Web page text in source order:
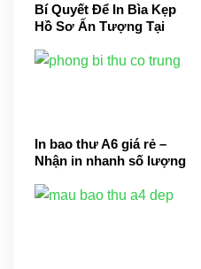
Bí Quyết Để In Bìa Kẹp
Hồ Sơ Ấn Tượng Tại
In bao thư A6 giá rẻ –
Nhận in nhanh số lượng